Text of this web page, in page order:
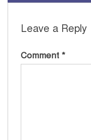
Leave a Reply
Comment *